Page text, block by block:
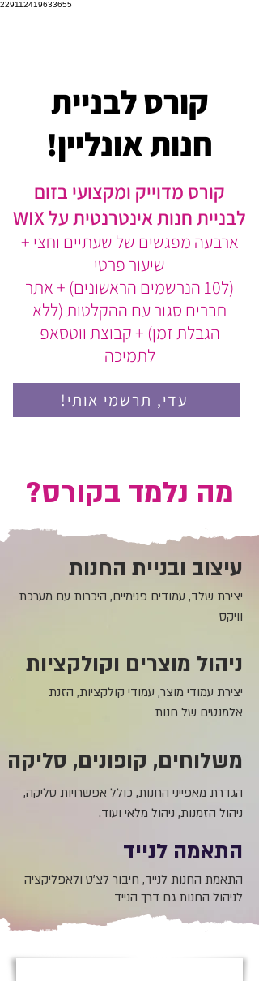
229112419633655
קורס לבניית
חנות אונליין!
קורס מדוייק ומקצועי בזום
לבניית חנות אינטרנטית על WIX
ארבעה מפגשים של שעתיים וחצי +
שיעור פרטי
(ל10 הנרשמים הראשונים) + אתר
חברים סגור עם ההקלטות (ללא
הגבלת זמן) + קבוצת ווטסאפ
לתמיכה
!עדי, תרשמי אותי
מה נלמד בקורס?
עיצוב ובניית החנות
יצירת שלד, עמודים פנימיים, היכרות עם מערכת
וויקס
ניהול מוצרים וקולקציות
יצירת עמודי מוצר, עמודי קולקציות, הזנת
אלמנטים של חנות
משלוחים, קופונים, סליקה
הגדרת מאפייני החנות, כולל אפשרויות סליקה,
ניהול הזמנות, ניהול מלאי ועוד.
התאמה לנייד
התאמת החנות לנייד, חיבור לצ׳ט ולאפליקציה
לניהול החנות גם דרך הנייד